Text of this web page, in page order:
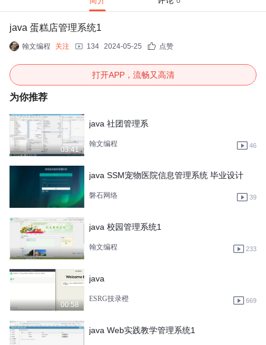
java 蛋糕店管理系统1
翰文编程 关注 134 2024-05-25 点赞
打开APP，流畅又高清
为你推荐
03:41
java 社团管理系
翰文编程 46
java SSM宠物医院信息管理系统 毕业设计
磐石网络 39
java 校园管理系统1
翰文编程 233
00:58
java
ESRG技录橙 669
java Web实践教学管理系统1